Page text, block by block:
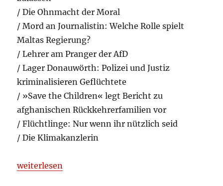
/ Die Ohnmacht der Moral
/ Mord an Journalistin: Welche Rolle spielt
Maltas Regierung?
/ Lehrer am Pranger der AfD
/ Lager Donauwörth: Polizei und Justiz
kriminalisieren Geflüchtete
/ »Save the Children« legt Bericht zu
afghanischen Rückkehrerfamilien vor
/ Flüchtlinge: Nur wenn ihr nützlich seid
/ Die Klimakanzlerin
„Aufgelesen und kommentiert 2018-10-17“
weiterlesen